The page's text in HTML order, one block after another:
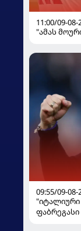
11:00/09-08-
"ამას
09:55/09-08-
"იტალიური
ფაბრეგასი